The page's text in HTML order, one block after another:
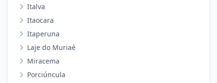
Italva
Itaocara
Itaperuna
Laje do Muriaé
Miracema
Porciúncula